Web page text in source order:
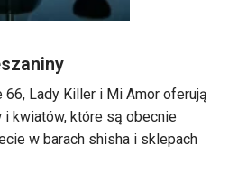
66, Lady Killer i Mi Amor oferują
i kwiatów, które są obecnie
w barach shisha i sklepach